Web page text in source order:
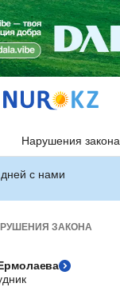
Нарушения закона
с нами
ЗАКОНА